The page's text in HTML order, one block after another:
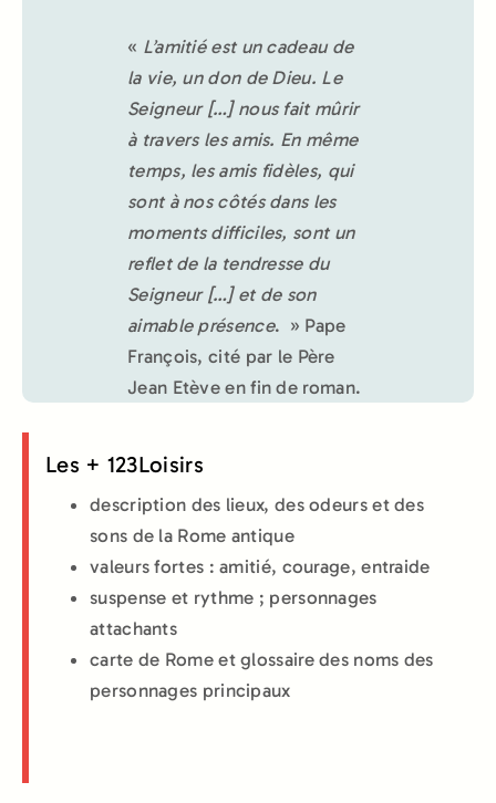
« L’amitié est un cadeau de
la vie, un don de Dieu. Le
Seigneur […] nous fait mûrir
à travers les amis. En même
temps, les amis fidèles, qui
sont à nos côtés dans les
moments difficiles, sont un
reflet de la tendresse du
Seigneur […] et de son
aimable présence. » Pape
François, cité par le Père
Jean Etève en fin de roman.
Les + 123Loisirs
description des lieux, des odeurs et des
sons de la Rome antique
valeurs fortes : amitié, courage, entraide
suspense et rythme ; personnages
attachants
carte de Rome et glossaire des noms des
personnages principaux